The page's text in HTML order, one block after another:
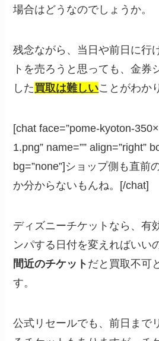
場合はどうなのでしょうか。
残念ながら、当日や前日に行
トを売ろうと思っても、金券
した買取は難しいことがわか
[chat face=”pome-kyoton-
1.png” name=”” align=”right”
bg=”none”]ショップ側も直前
か分からないもんね。[/chat]
ディズニーチケットなら、有
ンパする日付を変えればいい
間近のチケット だと買取不可
す。
公式リセールでも、前日まで